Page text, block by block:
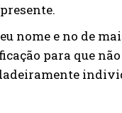
nome e no de
para que